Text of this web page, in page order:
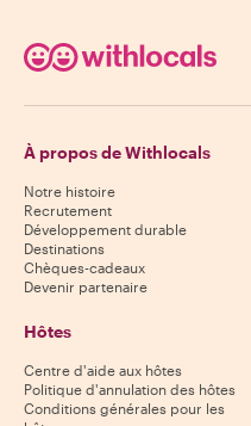
À propos de Withlocals
Notre histoire
Recrutement
Développement durable
Destinations
Chèques-cadeaux
Devenir partenaire
Hôtes
Centre d'aide aux hôtes
Politique d'annulation des hôtes
Conditions générales pour les